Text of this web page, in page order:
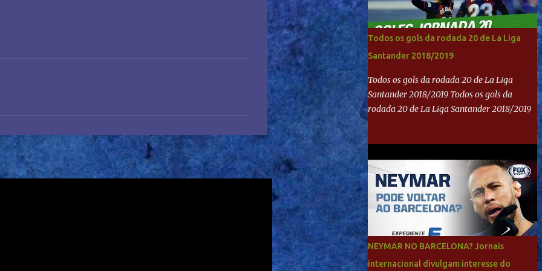
Todos os gols da rodada 20 de La Liga
Santander 2018/2019
Todos os gols da rodada 20 de La Liga
Santander 2018/2019 Todos os gols da
rodada 20 de La Liga Santander 2018/2019
NEYMAR NO BARCELONA? Jornais
internacional divulgam interesse do